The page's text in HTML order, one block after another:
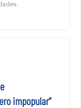
impopular”